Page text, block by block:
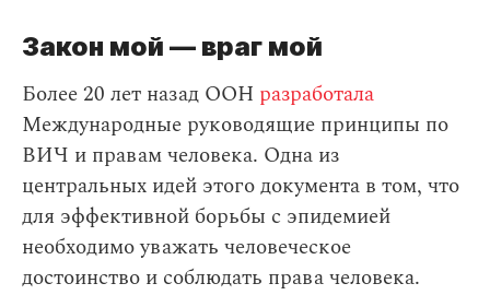
Закон мой — враг мой
Более 20 лет назад ООН разработала
Международные руководящие принципы по
ВИЧ и правам человека. Одна из
центральных идей этого документа в том, что
для эффективной борьбы с эпидемией
необходимо уважать человеческое
достоинство и соблюдать права человека.